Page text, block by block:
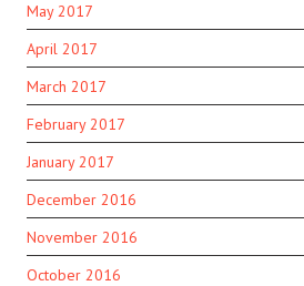
May 2017
April 2017
March 2017
February 2017
January 2017
December 2016
November 2016
October 2016